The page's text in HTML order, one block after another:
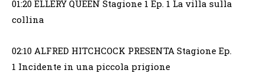
01:20 ELLERY QUEEN Stagione 1 Ep. 1 La villa sulla
collina
02:10 ALFRED HITCHCOCK PRESENTA Stagione Ep.
1 Incidente in una piccola prigione